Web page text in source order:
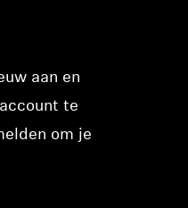
aan en
te
om je